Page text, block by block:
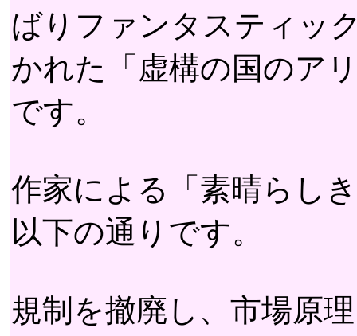
ばりファンタスティッ
かれた「虚構の国のア
です。
作家による「素晴らし
以下の通りです。
規制を撤廃し、市場原